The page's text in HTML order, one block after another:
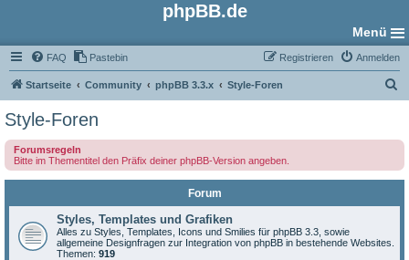
phpBB.de
Menü
FAQ Pastebin Anmelden
Registrieren
Startseite Community phpBB 3.3.x Style-Foren
e
Style-Foren
Forumsregeln
Bitte im Thementitel den Präfix deiner phpBB-Version angeben.
Forum
Styles, Templates und Grafiken
Alles zu Styles, Templates, Icons und Smilies für phpBB 3.3, sowie
allgemeine Designfragen zur Integration von phpBB in bestehende Websites.
Themen: 919